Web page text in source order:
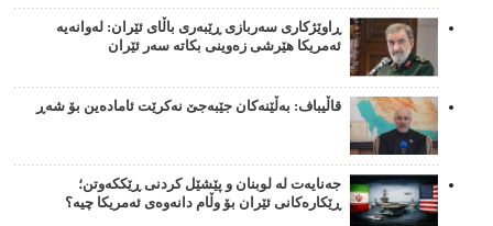
ڕاوێژکاری سەربازی ڕێبەری باڵای ئێران: لەوانەیە
ئەمریکا هێرشی زەوینی بکاتە سەر ئێران
قاڵیباف: بەڵێنەکان جێبەجێ نەکرێت ئامادەین بۆ شەڕ
جەنایەت لە لوبنان و پێشێل کردنی ڕێککەوتن؛
ڕێکارەکانی ئێران بۆ وڵام دانەوەی ئەمریکا چیە؟